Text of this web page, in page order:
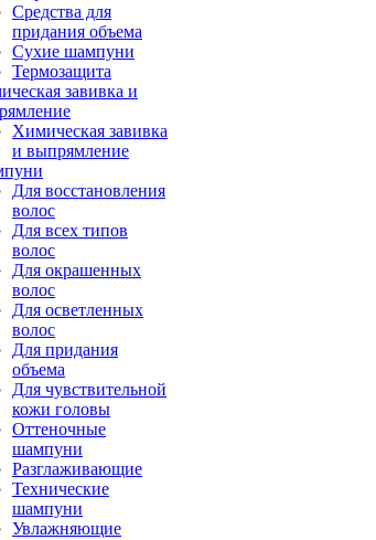
Средства для
придания объема
Сухие шампуни
Термозащита
завивка и
Химическая завивка
и выпрямление
Для восстановления
волос
Для всех типов
волос
Для окрашенных
волос
Для осветленных
волос
Для придания
объема
Для чувствительной
кожи головы
Оттеночные
шампуни
Разглаживающие
Технические
шампуни
Увлажняющие